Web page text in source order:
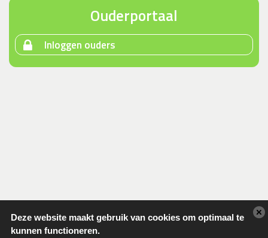
Ouderportaal
Inloggen ouders
Deze website maakt gebruik van cookies om optimaal te
kunnen functioneren.